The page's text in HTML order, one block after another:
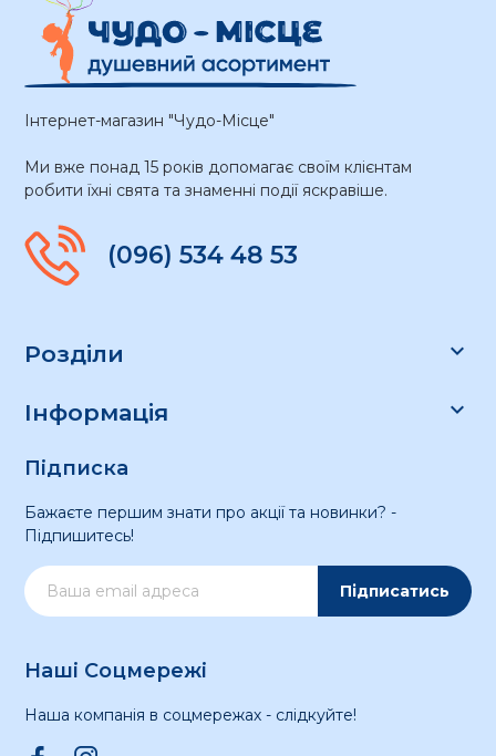
Інтернет-магазин "Чудо-Місце"
Ми вже понад 15 років допомагає своїм клієнтам
робити їхні свята та знаменні події яскравіше.
(096) 534 48 53
Розділи 
Інформація 
Підписка
Бажаєте першим знати про акції та новинки? -
Підпишитесь!
Підписатись
Наші Соцмережі
Наша компанія в соцмережах - слідкуйте!